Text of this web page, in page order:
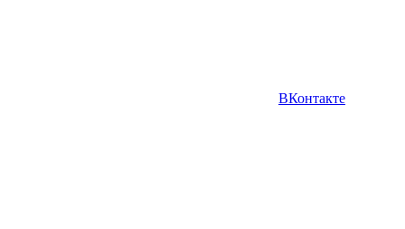
ВКонтакте